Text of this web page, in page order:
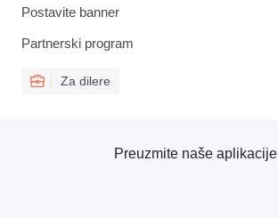
Postavite banner
Partnerski program
Za dilere
Preuzmite naše aplikacije